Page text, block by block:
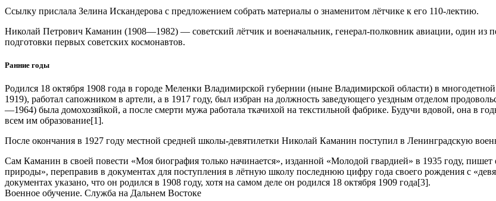
Ссылку прислала Зелина Искандерова с предложением собрать материалы о знаменитом лётчике к его 110-лектию.
Николай Петрович Каманин (1908—1982) — советский лётчик и военачальник, генерал-полковник авиации, один из
подготовки первых советских космонавтов.
Ранние годы
Родился 18 октября 1908 года в городе Меленки Владимирской губернии (ныне Владимирской области) в
1919), работал сапожником в артели, а в 1917 году, был избран на должность заведующего уездным отделом
—1964) была домохозяйкой, а после смерти мужа работала ткачихой на текстильной фабрике. Будучи вдовой, она в
всем им образование[1].
После окончания в 1927 году местной средней школы-девятилетки Николай Каманин поступил в Ленинградскую
Сам Каманин в своей повести «Моя биография только начинается», изданной «Молодой гвардией» в 1935 году,
природы», переправив в документах для поступления в лётную школу последнюю цифру года своего рождения с
документах указано, что он родился в 1908 году, хотя на самом деле он родился 18 октября 1909 года[3].
Военное обучение. Служба на Дальнем Востоке